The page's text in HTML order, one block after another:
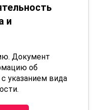
и
Документ
об
указанием вида